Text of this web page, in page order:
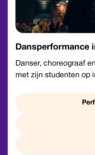
Dansperformance
Danser, choreograaf
met zijn studenten op